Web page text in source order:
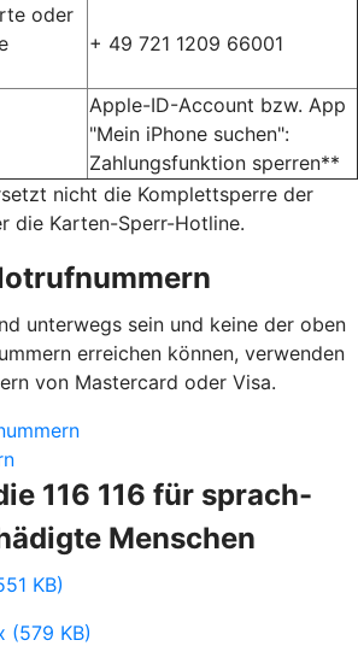
oder
+ 49 721 1209 66001
Apple-ID-Account bzw. App
"Mein iPhone suchen":
Zahlungsfunktion sperren**
nicht die Komplettsperre der
die Karten-Sperr-Hotline.
unterwegs sein und keine der oben
erreichen können, verwenden
von Mastercard oder Visa.
116 116 für sprach-
Menschen
KB)
(579 KB)